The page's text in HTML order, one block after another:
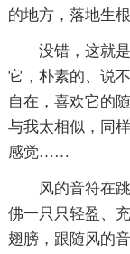
的地方，落地生
没错，这就
它，朴素的、说
自在，喜欢它的
与我太相似，同
感觉……
风的音符在
佛一只只轻盈、
翅膀，跟随风的